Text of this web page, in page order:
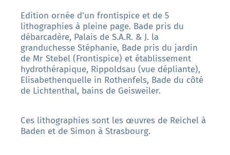
Edition ornée d'un frontispice et de 5
lithographies à pleine page. Bade pris du
débarcadère, Palais de S.A.R. & J. la
granduchesse Stéphanie, Bade pris du jardin
de Mr Stebel (Frontispice) et établissement
hydrothérapique, Rippoldsau (vue dépliante),
Elisabethenquelle in Rothenfels, Bade du côté
de Lichtenthal, bains de Geisweiler.
Ces lithographies sont les œuvres de Reichel à
Baden et de Simon à Strasbourg.